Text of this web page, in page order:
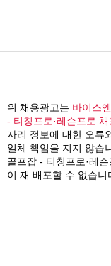
위 채용광고는 바이스
- 티칭프로·레슨프로
자리 정보에 대한 오류
일체 책임을 지지 않습
골프잡 - 티칭프로·레
이 재 배포할 수 없습니